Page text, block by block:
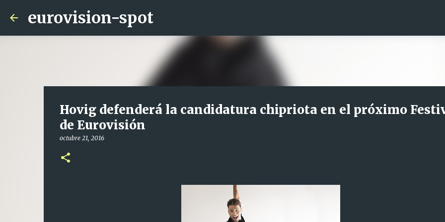
eurovision-spot
Hovig defenderá la candidatura chipriota en el próximo
de Eurovisión
octubre 21, 2016